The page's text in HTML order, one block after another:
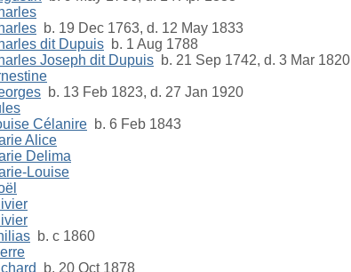
b. 19 Dec 1763, d. 12 May 1833
dit Dupuis b. 1 Aug 1788
Joseph dit Dupuis b. 21 Sep 1742, d. 3 Mar 1820
b. 13 Feb 1823, d. 27 Jan 1920
Célanire b. 6 Feb 1843
Alice
Delima
Louise
b. c 1860
b. 20 Oct 1878